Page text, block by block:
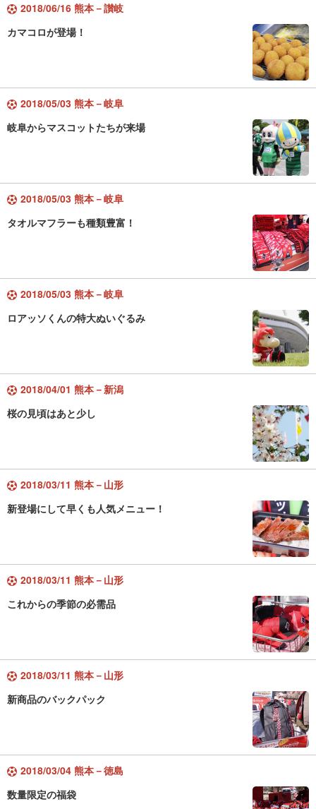
2018/06/16 熊本－讃岐
カマコロが登場！
2018/05/03 熊本－岐阜
岐阜からマスコットたちが来場
2018/05/03 熊本－岐阜
タオルマフラーも種類豊富！
2018/05/03 熊本－岐阜
ロアッソくんの特大ぬいぐるみ
2018/04/01 熊本－新潟
桜の見頃はあと少し
2018/03/11 熊本－山形
新登場にして早くも人気メニュー！
2018/03/11 熊本－山形
これからの季節の必需品
2018/03/11 熊本－山形
新商品のバックパック
2018/03/04 熊本－徳島
数量限定の福袋